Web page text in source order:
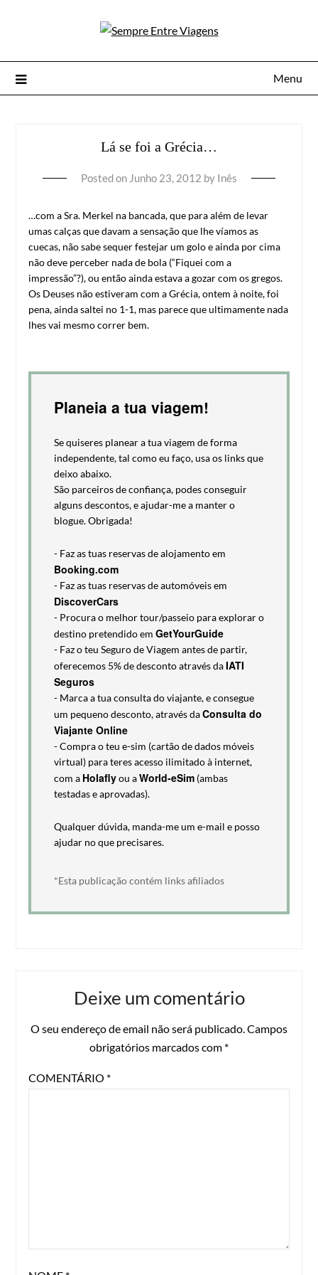
Menu
Lá se foi a Grécia…
Posted on Junho 23, 2012 by Inês
…com a Sra. Merkel na bancada, que para além de levar
umas calças que davam a sensação que lhe víamos as
cuecas, não sabe sequer festejar um golo e ainda por cima
não deve perceber nada de bola (“Fiquei com a
impressão”?), ou então ainda estava a gozar com os gregos.
Os Deuses não estiveram com a Grécia, ontem à noite, foi
pena, ainda saltei no 1-1, mas parece que ultimamente nada
lhes vai mesmo correr bem.
Planeia a tua viagem!
Se quiseres planear a tua viagem de forma
independente, tal como eu faço, usa os links que
deixo abaixo.
São parceiros de confiança, podes conseguir
alguns descontos, e ajudar-me a manter o
blogue. Obrigada!
- Faz as tuas reservas de alojamento em
Booking.com
- Faz as tuas reservas de automóveis em
DiscoverCars
- Procura o melhor tour/passeio para explorar o
destino pretendido em GetYourGuide
- Faz o teu Seguro de Viagem antes de partir,
oferecemos 5% de desconto através daIATI
Seguros
- Marca a tua consulta do viajante, e consegue
um pequeno desconto, através daConsulta do
Viajante Online
- Compra o teu e-sim (cartão de dados móveis
virtual) para teres acesso ilimitado à internet,
com a Holaflyou aWorld-eSim(ambas
testadas e aprovadas).
Qualquer dúvida, manda-me um e-mail e posso
ajudar no que precisares.
*Esta publicação contém links afiliados
Deixe um comentário
O seu endereço de email não será publicado.Campos
obrigatórios marcados com *
COMENTÁRIO *